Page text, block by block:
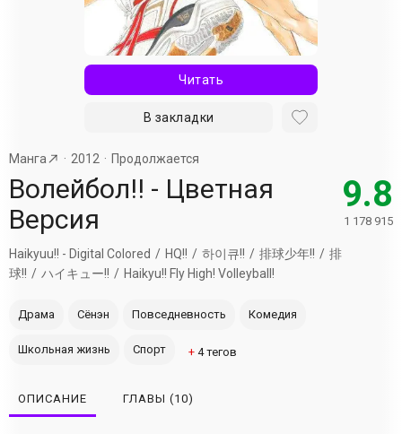
Читать
В закладки
Манга 2012 Продолжается
Волейбол!! - Цветная
Версия
Haikyuu!! - Digital Colored HQ!! 하이큐!! 排球少年!!
排
球!!
ハイキュー!! Haikyu!! Fly High! Volleyball!
9.8
1 178 915
Драма Сёнэн Повседневность Комедия
Школьная жизнь Спорт + 4тегов
ОПИСАНИЕ ГЛАВЫ (10)